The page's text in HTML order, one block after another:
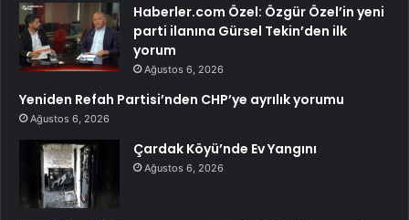
Haberler.com Özel: Özgür Özel’in yeni
parti ilanına Gürsel Tekin’den ilk
yorum
Ağustos 6, 2026
Yeniden Refah Partisi’nden CHP’ye ayrılık yorumu
Ağustos 6, 2026
Çardak Köyü’nde Ev Yangını
Ağustos 6, 2026